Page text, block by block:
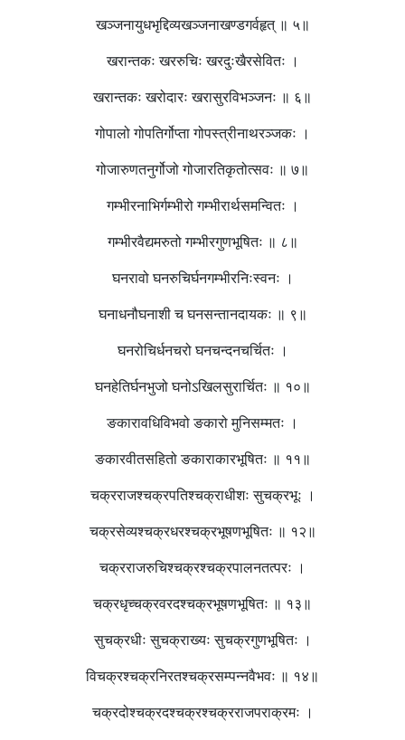
खञ्जनायुधभृद्दिव्यखञ्जनाखण्डगर्वहृत् ॥ ५॥
खरान्तकः खररुचिः खरदुःखैरसेवितः ।
खरान्तकः खरोदारः खरासुरविभञ्जनः ॥ ६॥
गोपालो गोपतिर्गोप्ता गोपस्त्रीनाथरञ्जकः ।
गोजारुणतनुर्गोजो गोजारतिकृतोत्सवः ॥ ७॥
गम्भीरनाभिर्गम्भीरो गम्भीरार्थसमन्वितः ।
गम्भीरवैद्यमरुतो गम्भीरगुणभूषितः ॥ ८॥
घनरावो घनरुचिर्घनगम्भीरनिःस्वनः ।
घनाधनौघनाशी च घनसन्तानदायकः ॥ ९॥
घनरोचिर्धनचरो घनचन्दनचर्चितः ।
घनहेतिर्घनभुजो घनोऽखिलसुरार्चितः ॥ १०॥
ङकारावधिविभवो ङकारो मुनिसम्मतः ।
ङकारवीतसहितो ङकाराकारभूषितः ॥ ११॥
चक्रराजश्चक्रपतिश्चक्राधीशः सुचक्रभूः ।
चक्रसेव्यश्चक्रधरश्चक्रभूषणभूषितः ॥ १२॥
चक्रराजरुचिश्चक्रश्चक्रपालनतत्परः ।
चक्रधृच्चक्रवरदश्चक्रभूषणभूषितः ॥ १३॥
सुचक्रधीः सुचक्राख्यः सुचक्रगुणभूषितः ।
विचक्रश्चक्रनिरतश्चक्रसम्पन्नवैभवः ॥ १४॥
चक्रदोश्चक्रदश्चक्रश्चक्रराजपराक्रमः ।